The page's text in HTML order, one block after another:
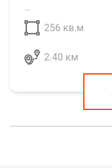
…
256 кв.м
2.40 км